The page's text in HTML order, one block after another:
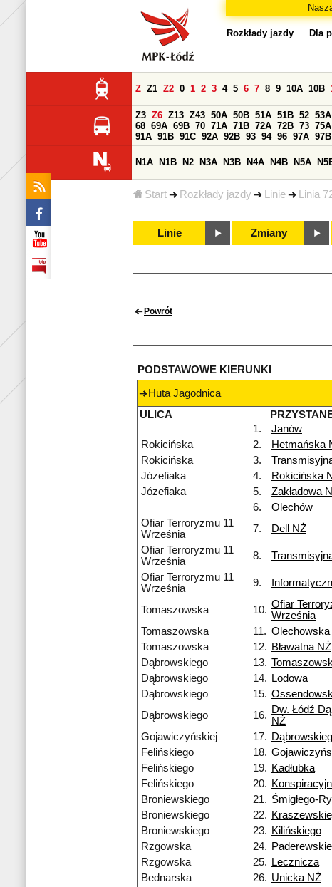
Start Rozkłady jazdy Linie Linia
Rozkłady jazdy Dla
Z Z1 Z2 0 1 2 3 4 5 6 7 8 9 10A 10B
Z3 Z6 Z13 Z43 50A 50B 51A 51B 52 53A
68 69A 69B 70 71A 71B 72A 72B 73 75A
91A 91B 91C 92A 92B 93 94 96 97A 97B
N1A N1B N2 N3A N3B N4A N4B N5A
Linie Zmiany
Powrót
PODSTAWOWE KIERUNKI
Huta Jagodnica
ULICA
1.
Janów
Rokicińska
2. Hetmańska
Rokicińska
3.
Józefiaka
4. Rokicińska
Józefiaka
5. Zakładowa
6.
Olechów
Ofiar Terroryzmu 11
Września
7. Dell NŻ
Ofiar Terroryzmu 11
Września
8.
Ofiar Terroryzmu 11
Września
9.
Tomaszowska 10. Ofiar
Września
Tomaszowska 11. Olechowska
Tomaszowska
12. Bławatna NŻ
Dąbrowskiego
13.
Dąbrowskiego
14. Lodowa
Dąbrowskiego
15.
Dąbrowskiego
16. Dw. Łódź
NŻ
Gojawiczyńskiej 17.
Felińskiego
18.
Felińskiego
19. Kadłubka
Felińskiego
20.
Broniewskiego
21. Śmigłego-
Broniewskiego
22.
Broniewskiego
23. Kilińskiego
Rzgowska
24.
Rzgowska
25. Lecznicza
Bednarska
26. Unicka NŻ